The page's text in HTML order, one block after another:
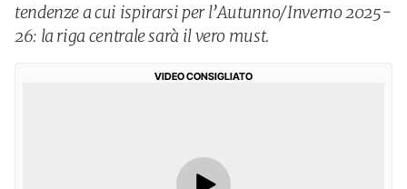
tendenze a cui ispirarsi per l’Autunno/Inverno 2025-
26: la riga centrale sarà il vero must.
VIDEO CONSIGLIATO